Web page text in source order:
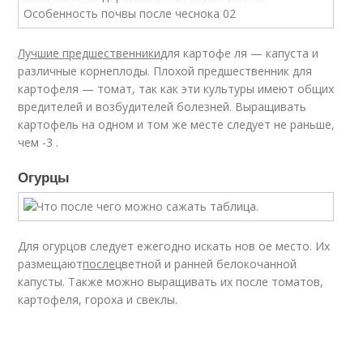
Лучшие предшественникидля картофе ля — капуста и
различные корнеплоды. Плохой предшественник для
картофеля — томат, так как эти культуры имеют общих
вредителей и возбудителей болезней. Выращивать
картофель на одном и том же месте следует не раньше,
чем -3 .
Огурцы
Для огурцов следует ежегодно искать нов ое место. Их
размещаютпослецветной и ранней белокочанной
капусты. Также можно выращивать их после томатов,
картофеля, гороха и свеклы.